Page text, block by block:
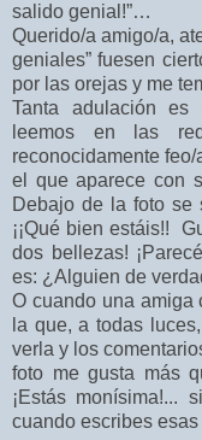
salido genial!”…
Querido/a amigo/a,
geniales” fuesen
por las orejas y me
Tanta adulación es
leemos en las
reconocidamente
el que aparece con
Debajo de la foto se
¡¡Qué bien estáis!!
dos bellezas!
es: ¿Alguien de
O cuando una
la que, a todas
verla y los
foto me gusta más
¡Estás monísima!...
cuando escribes